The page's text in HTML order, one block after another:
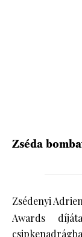
Zséda
Zsédenyi
Awards